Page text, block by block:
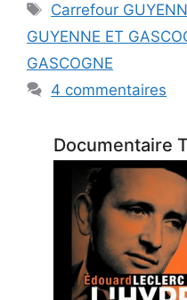
Étiquettes
Carrefour
GUYENNE ET
GASCOGNE
4 commentaires
Documentaire